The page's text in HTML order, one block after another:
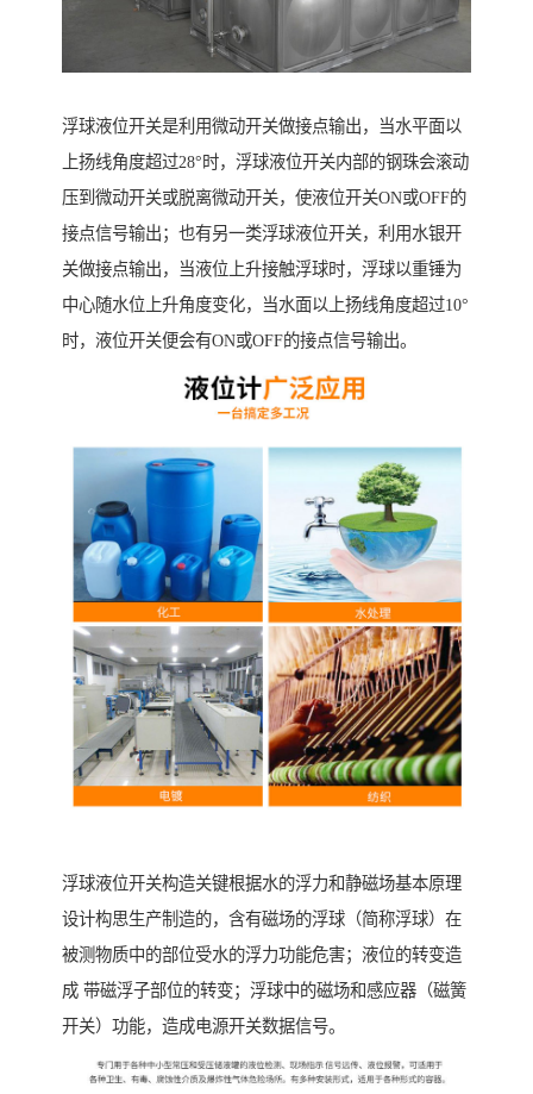
浮球液位开关是利用微动开关做接点输出，当水平面以
上扬线角度超过28°时，浮球液位开关内部的钢珠会滚动
压到微动开关或脱离微动开关，使液位开关ON或OFF的
接点信号输出；也有另一类浮球液位开关，利用水银开
关做接点输出，当液位上升接触浮球时，浮球以重锤为
中心随水位上升角度变化，当水面以上扬线角度超过10°
时，液位开关便会有ON或OFF的接点信号输出。
浮球液位开关构造关键根据水的浮力和静磁场基本原理
设计构思生产制造的，含有磁场的浮球（简称浮球）在
被测物质中的部位受水的浮力功能危害；液位的转变造
成 带磁浮子部位的转变；浮球中的磁场和感应器（磁簧
开关）功能，造成电源开关数据信号。